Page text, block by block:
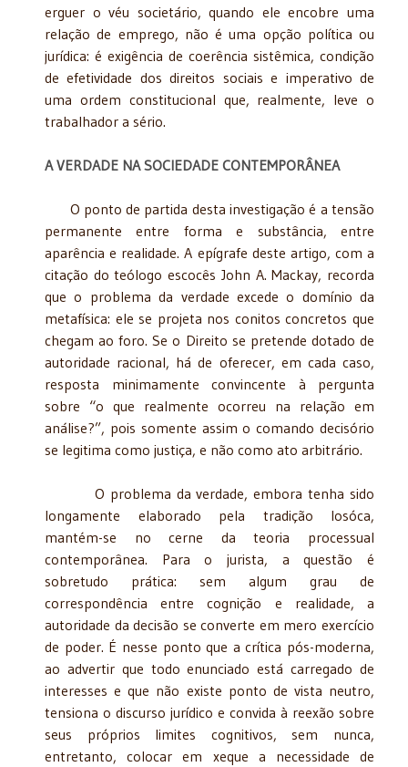
erguer o véu societário, quando ele encobre uma
relação de emprego, não é uma opção política ou
jurídica: é exigência de coerência sistêmica, condição
de efetividade dos direitos sociais e imperativo de
uma ordem constitucional que, realmente, leve o
trabalhador a sério.
A VERDADE NA SOCIEDADE CONTEMPORÂNEA
O ponto de partida desta investigação é a tensão
permanente entre forma e substância, entre
aparência e realidade. A epígrafe deste artigo, com a
citação do teólogo escocês John A. Mackay, recorda
que o problema da verdade excede o domínio da
metafísica: ele se projeta nos conitos concretos que
chegam ao foro. Se o Direito se pretende dotado de
autoridade racional, há de oferecer, em cada caso,
resposta minimamente convincente à pergunta
sobre “o que realmente ocorreu na relação em
análise?”, pois somente assim o comando decisório
se legitima como justiça, e não como ato arbitrário.
O problema da verdade, embora tenha sido
longamente elaborado pela tradição losóca,
mantém-se no cerne da teoria processual
contemporânea. Para o jurista, a questão é
sobretudo prática: sem algum grau de
correspondência entre cognição e realidade, a
autoridade da decisão se converte em mero exercício
de poder. É nesse ponto que a crítica pós-moderna,
ao advertir que todo enunciado está carregado de
interesses e que não existe ponto de vista neutro,
tensiona o discurso jurídico e convida à reexão sobre
seus próprios limites cognitivos, sem nunca,
entretanto, colocar em xeque a necessidade de